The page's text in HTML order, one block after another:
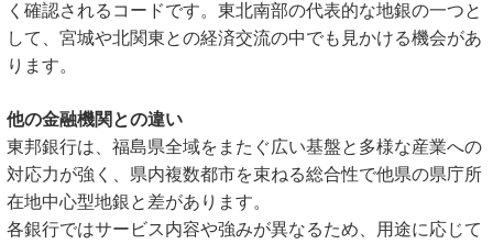
く確認されるコードです。東北南部の代表的な地銀の一つと
して、宮城や北関東との経済交流の中でも見かける機会があ
ります。
他の金融機関との違い
東邦銀行は、福島県全域をまたぐ広い基盤と多様な産業への
対応力が強く、県内複数都市を束ねる総合性で他県の県庁所
在地中心型地銀と差があります。
各銀行ではサービス内容や強みが異なるため、用途に応じて